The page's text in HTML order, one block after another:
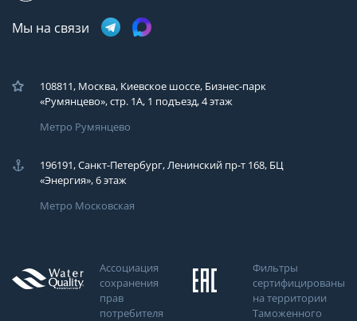
Мы на связи
108811, Москва, Киевское шоссе, Бизнес-парк
«Румянцево», стр. 1А, 1 подъезд, 4 этаж
Метро Румянцево
196191, Санкт-Петербург, Ленинский пр-т 168, БЦ
«Энергия», 6 этаж
Метро Московская
Ассоциация
сохранения
прав
потребителя
Фильтры
сертифицированы
на территории
Таможенного